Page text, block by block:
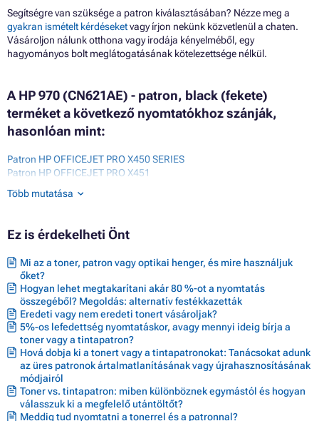
Segítségre van szüksége a patron kiválasztásában? Nézze meg a
gyakran ismételt kérdéseketvagy írjon nekünk közvetlenül a chaten.
Vásároljon nálunk otthona vagy irodája kényelméből, egy
hagyományos bolt meglátogatásának kötelezettsége nélkül.
A HP 970 (CN621AE) - patron, black (fekete)
terméket a következő nyomtatókhoz szánják,
hasonlóan mint:
Patron HP OFFICEJET PRO X450 SERIES
Patron HP OFFICEJET PRO X451
Patron HP OFFICEJET PRO X451DN
Patron HP OFFICEJET PRO X451DW
Patron HP OFFICEJET PRO X476
Patron HP OFFICEJET PRO X476DN
Patron HP OFFICEJET PRO X476DW
Patron HP OFFICEJET PRO X551
Patron HP OFFICEJET PRO X551DW
Patron HP OFFICEJET PRO X576
Patron HP OFFICEJET PRO X576DW
Több mutatása
Ez is érdekelheti Önt
Mi az a toner, patron vagy optikai henger, és mire használjuk
őket?
Hogyan lehet megtakarítani akár 80 %-ot a nyomtatás
összegéből? Megoldás: alternatív festékkazetták
Eredeti vagy nem eredeti tonert vásároljak?
5%-os lefedettség nyomtatáskor, avagy mennyi ideig bírja a
toner vagy a tintapatron?
Hová dobja ki a tonert vagy a tintapatronokat: Tanácsokat adunk
az üres patronok ártalmatlanításának vagy újrahasznosításának
módjairól
Toner vs. tintapatron: miben különböznek egymástól és hogyan
válasszuk ki a megfelelő utántöltőt?
Meddig tud nyomtatni a tonerrel és a patronnal?